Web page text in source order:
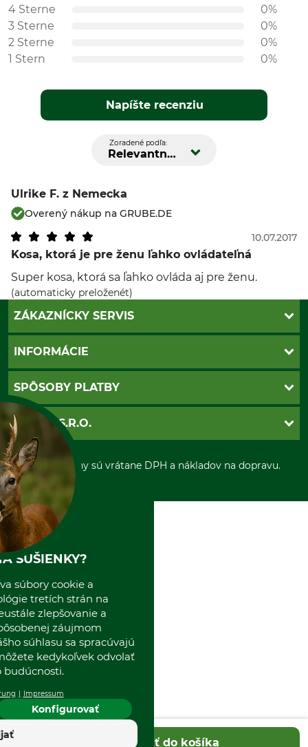
Pridať do košíka
4 Sterne
0%
3 Sterne
0%
2 Sterne
0%
1 Stern
0%
Napíšte recenziu
Zoradené podľa:
Relevantnosť
Ulrike F. z Nemecka
Overený nákup na GRUBE.DE
Kosa, ktorá je pre ženu ľahko ovládateľná
10.07.2017
Super kosa, ktorá sa ľahko ovláda aj pre ženu.
(automaticky preloženét)
ZÁKAZNÍCKY SERVIS
Kontakt
Newsletter
Nastavenia súborov cookie
INFORMÁCIE
Povinné údaje
Obchodné podmienky
Ochrana osobnych udajov
Otváracie hodiny
Zrušenie objednávky
SPÔSOBY PLATBY
Dobierka
Platba vopred
Sepa-inkaso
Osobný odber
GRUBE S.R.O.
O nás
Predajňa
Kolektív GRUBE
Naše pobočky v Európe
*Všetky ceny sú vrátane DPH a nákladov na dopravu.
SUŠIENKY?
súbory cookie a
tretích strán na
zlepšovanie a
záujmom
súhlasu sa spracúvajú
kedykoľvek odvolať
budúcnosti.
Impressum
Konfigurovať